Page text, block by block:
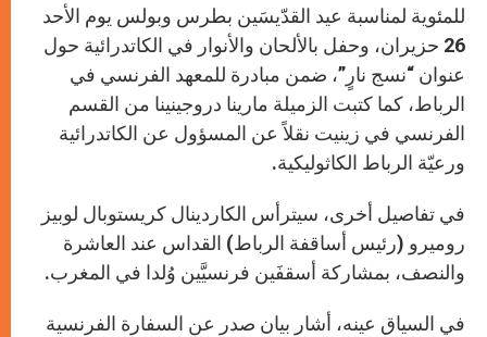
للمئوية لمناسبة عيد القدّيسَين بطرس وبولس يوم الأحد
26 حزيران، وحفل بالألحان والأنوار في الكاتدرائية حول
عنوان “نسج نارٍ”، ضمن مبادرة للمعهد الفرنسي في
الرباط، كما كتبت الزميلة مارينا دروجينينا من القسم
الفرنسي في زينيت نقلاً عن المسؤول عن الكاتدرائية
ورعيّة الرباط الكاثوليكية.
في تفاصيل أخرى، سيترأس الكاردينال كريستوبال لوبيز
روميرو (رئيس أساقفة الرباط) القداس عند العاشرة
والنصف، بمشاركة أسقفَين فرنسيَّين وُلدا في المغرب.
في السياق عينه، أشار بيان صدر عن السفارة الفرنسية